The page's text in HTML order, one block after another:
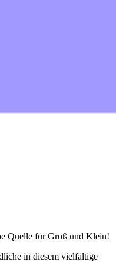
Quelle für Groß und Klein!
in diesem vielfältige